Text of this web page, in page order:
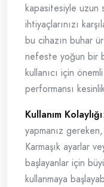
kapasitesiyle uzun
ihtiyaçlarınızı
bu cihazın buhar
nefeste yoğun bir
kullanıcı için
performansı
Kullanım Kolaylığı
yapmanız
Karmaşık ayarlar
başlayanlar için
kullanmaya